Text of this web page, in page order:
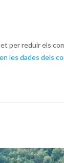
per reduir els
les dades dels